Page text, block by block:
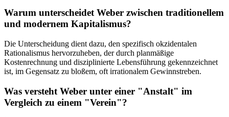
Warum unterscheidet Weber zwischen traditionellem
und modernem Kapitalismus?
Die Unterscheidung dient dazu, den spezifisch okzidentalen
Rationalismus hervorzuheben, der durch planmäßige
Kostenrechnung und disziplinierte Lebensführung gekennzeichnet
ist, im Gegensatz zu bloßem, oft irrationalem Gewinnstreben.
Was versteht Weber unter einer "Anstalt" im
Vergleich zu einem "Verein"?